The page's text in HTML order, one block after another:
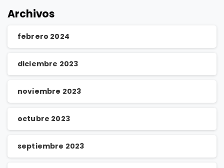
Archivos
febrero 2024
diciembre 2023
noviembre 2023
octubre 2023
septiembre 2023